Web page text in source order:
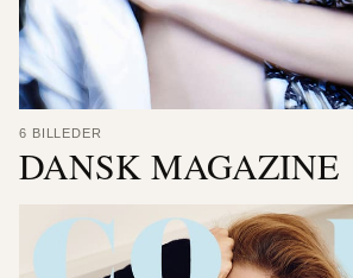
6 BILLEDER
DANSK MAGAZINE